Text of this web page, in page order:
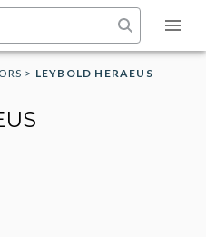
> LEYBOLD HERAEUS